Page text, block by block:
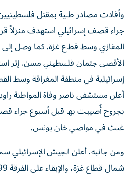
وأفادت مصادر طبية بمقتل فلسطينيين
جراء قصف إسرائيلي استهدف منزلاً
المغازي وسط قطاع غزة. كما وصل
الأقصى جثمان فلسطيني مسن، إثر
إسرائيلية في منطقة المغراقة وسط
أعلن مستشفى ناصر وفاة المواطنة
بجروح أُصيبت بها قبل أسبوع
غيث في مواصي خان يونس.